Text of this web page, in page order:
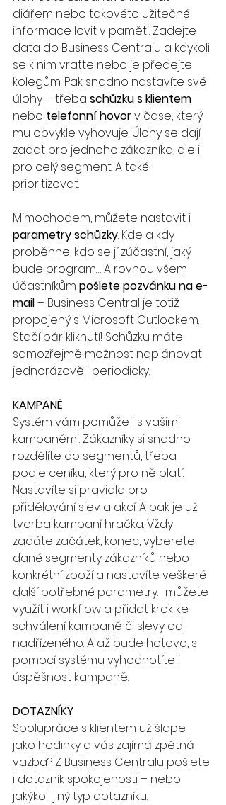
diářem nebo takovéto užitečné
informace lovit v paměti. Zadejte
data do Business Centralu a kdykoli
se k nim vraťte nebo je předejte
kolegům. Pak snadno nastavíte své
úlohy – třeba schůzku s klientem
nebo telefonní hovor v čase, který
mu obvykle vyhovuje. Úlohy se dají
zadat pro jednoho zákazníka, ale i
pro celý segment. A také
prioritizovat.
Mimochodem, můžete nastavit i
parametry schůzky. Kde a kdy
proběhne, kdo se jí zúčastní, jaký
bude program… A rovnou všem
účastníkům pošlete pozvánku na e-
mail – Business Central je totiž
propojený s Microsoft Outlookem.
Stačí pár kliknutí! Schůzku máte
samozřejmě možnost naplánovat
jednorázově i periodicky.
KAMPANĚ
Systém vám pomůže i s vašimi
kampaněmi. Zákazníky si snadno
rozdělíte do segmentů, třeba
podle ceníku, který pro ně platí.
Nastavíte si pravidla pro
přidělování slev a akcí. A pak je už
tvorba kampaní hračka. Vždy
zadáte začátek, konec, vyberete
dané segmenty zákazníků nebo
konkrétní zboží a nastavíte veškeré
další potřebné parametry… můžete
využít i workflow a přidat krok ke
schválení kampaně či slevy od
nadřízeného. A až bude hotovo, s
pomocí systému vyhodnotíte i
úspěšnost kampaně.
DOTAZNÍKY
Spolupráce s klientem už šlape
jako hodinky a vás zajímá zpětná
vazba? Z Business Centralu pošlete
i dotazník spokojenosti – nebo
jakýkoli jiný typ dotazníku.